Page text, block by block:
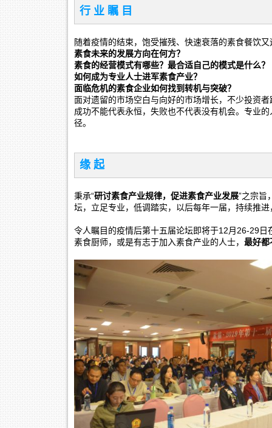
行 业 瞩 目
随着疫情的结束，饱受摧残、快速衰落的素食餐饮
素食未来的发展方向在何方？
素食的经营模式有哪些？最合适自己的模式是什么？
如何成为专业人士进军素食产业？
面临危机的素食企业如何找到转机与突破？
面对遗留的市场空白与向好的市场增长，不少投资
成功不能代表永恒，失败也不代表没有机会。专业
径。
缘 起
秉承“研讨素食产业规律，促进素食产业发展”之宗旨
坛，立足专业，低调踏实，以后每年一届，持续推
令人瞩目的疫情后第十五届论坛即将于12月26-29
素食厨师，或是有志于加入素食产业的人士， 最好都